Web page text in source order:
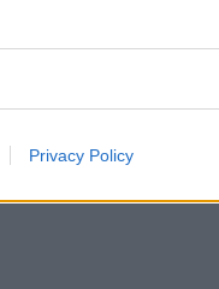
Privacy Policy